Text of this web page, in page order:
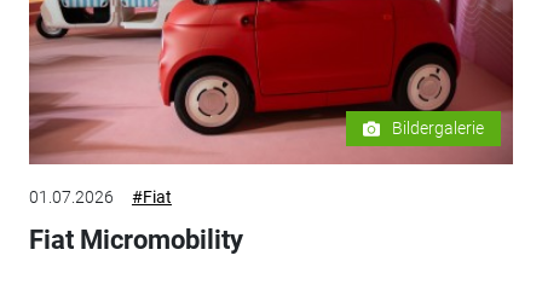
Bildergalerie
01.07.2026 #Fiat
Fiat Micromobility